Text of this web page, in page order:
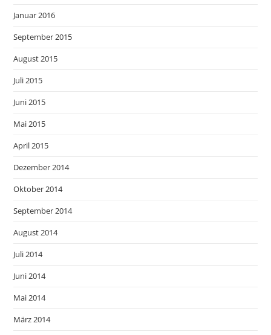
Januar 2016
September 2015
August 2015
Juli 2015
Juni 2015
Mai 2015
April 2015
Dezember 2014
Oktober 2014
September 2014
August 2014
Juli 2014
Juni 2014
Mai 2014
März 2014